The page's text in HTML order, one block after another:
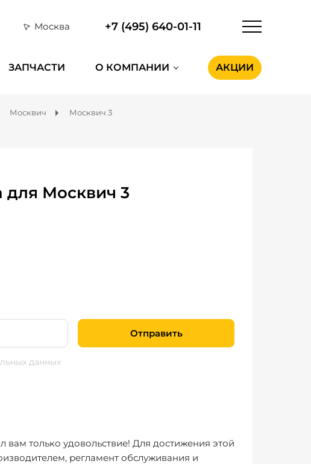
Москва +7 (495) 640-01-11
ЗАПЧАСТИ О КОМПАНИИ АКЦИИ
Москвич Москвич 3
для Москвич 3
Отправить
данных
только удовольствие! Для достижения этой
регламент обслуживания и